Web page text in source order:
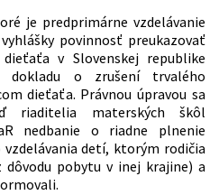
je predprimárne vzdelávanie
povinnosť preukazovať
v Slovenskej republike
dokladu o zrušení trvalého
dieťaťa. Právnou úpravou sa
riaditelia materských škôl
nedbanie o riadne plnenie
detí, ktorým rodičia
pobytu v inej krajine) a